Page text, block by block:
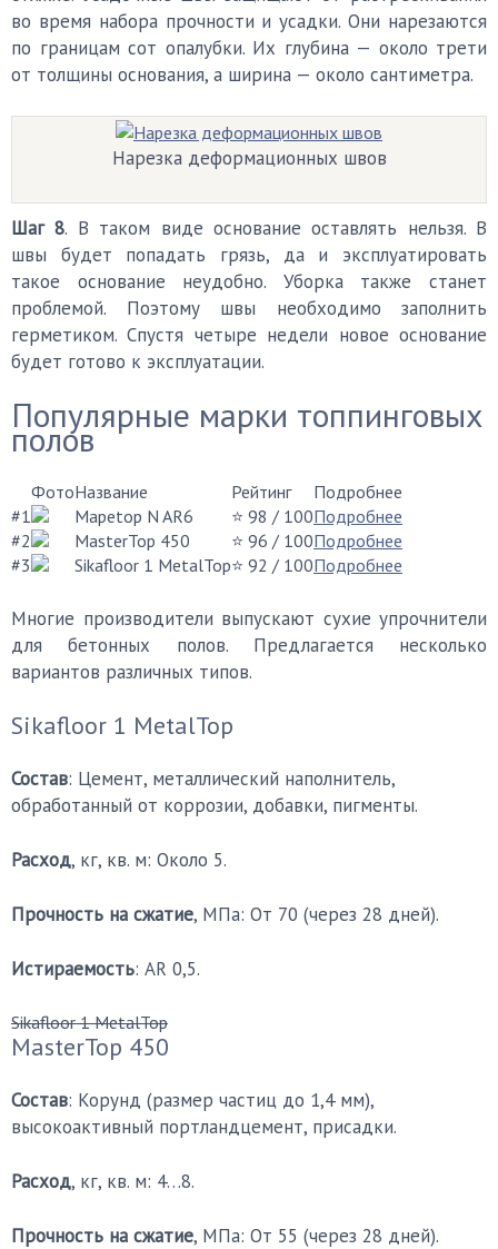
во время набора прочности и усадки. Они нарезаются
по границам сот опалубки. Их глубина — около трети
от толщины основания, а ширина — около сантиметра.
Нарезка деформационных швов
Шаг 8. В таком виде основание оставлять нельзя. В
швы будет попадать грязь, да и эксплуатировать
такое основание неудобно. Уборка также станет
проблемой. Поэтому швы необходимо заполнить
герметиком. Спустя четыре недели новое основание
будет готово к эксплуатации.
Популярные марки топпинговых
полов
ФотоНазвание Рейтинг
Подробнее
#1
Mapetop N AR6 ⭐ 98 / 100Подробнее
#2
MasterTop 450 ⭐ 96 / 100Подробнее
#3
Sikafloor 1 MetalTop⭐ 92 / 100Подробнее
Многие производители выпускают сухие упрочнители
для бетонных полов. Предлагается несколько
вариантов различных типов.
Sikafloor 1 MetalTop
Состав: Цемент, металлический наполнитель,
обработанный от коррозии, добавки, пигменты.
Расход, кг, кв. м: Около 5.
Прочность на сжатие, МПа: От 70 (через 28 дней).
Истираемость: AR 0,5.
Sikafloor 1 MetalTop
MasterTop 450
Состав: Корунд (размер частиц до 1,4 мм),
высокоактивный портландцемент, присадки.
Расход, кг, кв. м: 4…8.
Прочность на сжатие, МПа: От 55 (через 28 дней).